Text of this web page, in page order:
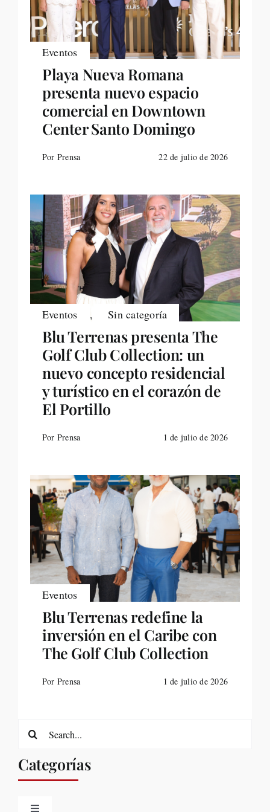
Eventos
Playa Nueva Romana
presenta nuevo espacio
comercial en Downtown
Center Santo Domingo
Por Prensa 22 de julio de 2026
Eventos , Sin categoría
Blu Terrenas presenta The
Golf Club Collection: un
nuevo concepto residencial
y turístico en el corazón de
El Portillo
Por Prensa 1 de julio de 2026
Eventos
Blu Terrenas redefine la
inversión en el Caribe con
The Golf Club Collection
Por Prensa 1 de julio de 2026
Categorías